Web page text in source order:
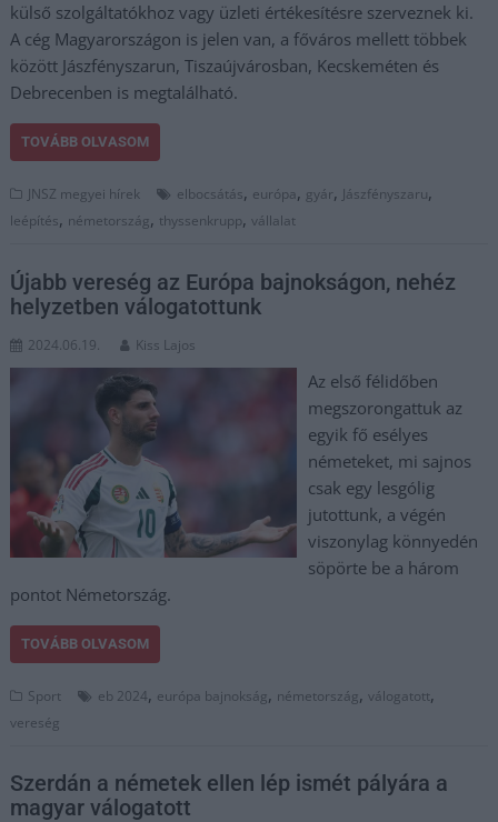
külső szolgáltatókhoz vagy üzleti értékesítésre szerveznek ki.
A cég Magyarországon is jelen van, a főváros mellett többek
között Jászfényszarun, Tiszaújvárosban, Kecskeméten és
Debrecenben is megtalálható.
TOVÁBB OLVASOM
JNSZ megyei hírek elbocsátás, európa, gyár, Jászfényszaru,
leépítés, németország, thyssenkrupp,vállalat
Újabb vereség az Európa bajnokságon, nehéz
helyzetben válogatottunk
2024.06.19. Kiss Lajos
Az első félidőben
megszorongattuk az
egyik fő esélyes
németeket, mi sajnos
csak egy lesgólig
jutottunk, a végén
viszonylag könnyedén
söpörte be a három
pontot Németország.
TOVÁBB OLVASOM
Sport eb 2024, európa bajnokság, németország,válogatott,
vereség
Szerdán a németek ellen lép ismét pályára a
magyar válogatott